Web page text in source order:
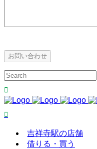
吉祥寺駅の店舗
借りる・買う